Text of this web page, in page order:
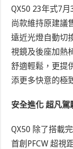
QX50 23年式7
尚款維持原建議
遠近光燈自動切
視鏡及後座加熱
舒適輕鬆，更提
添更多快意的極
安全進化 超凡駕
QX50 除了搭載
首創PFCW 超視